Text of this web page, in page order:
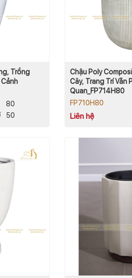
Trồng
80
50
Chậu Poly
Cây, Trang Trí Văn
Quan_FP714H80
FP710H80
Liên hệ